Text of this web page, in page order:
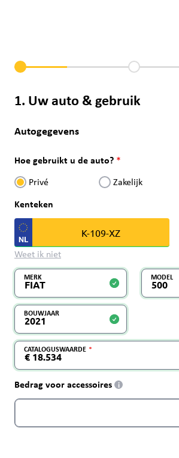
1. Uw auto & gebruik
Autogegevens
Hoe gebruikt u de auto?
Privé Zakelijk
Kenteken
Weet ik niet
MERK MODEL
BOUWJAAR
CATALOGUSWAARDE
Bedrag voor accessoires i